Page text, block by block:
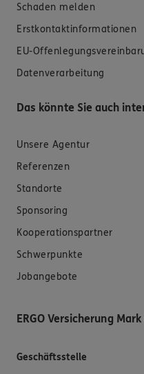
Schaden melden
Erstkontaktinformationen
EU-
Datenverarbeitung
Das könnte Sie auch
Unsere Agentur
Referenzen
Standorte
Sponsoring
Kooperationspartner
Schwerpunkte
Jobangebote
ERGO Versicherung
Geschäftsstelle